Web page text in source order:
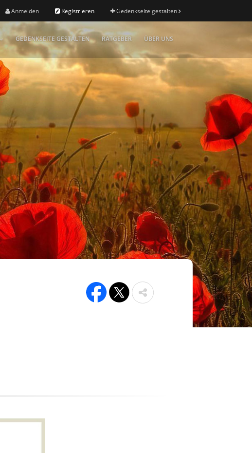
Anmelden Registrieren Gedenkseite gestalten
GEDENKSEITE GESTALTEN RATGEBER ÜBER UNS